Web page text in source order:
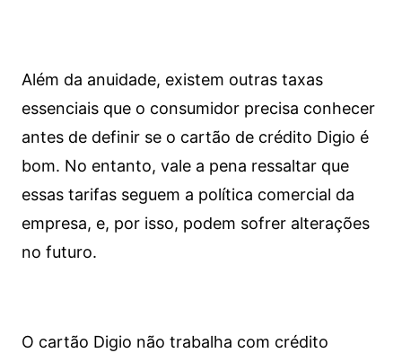
Além da anuidade, existem outras taxas
essenciais que o consumidor precisa conhecer
antes de definir se o cartão de crédito Digio é
bom. No entanto, vale a pena ressaltar que
essas tarifas seguem a política comercial da
empresa, e, por isso, podem sofrer alterações
no futuro.
O cartão Digio não trabalha com crédito